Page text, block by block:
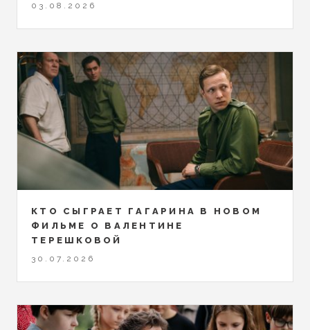
03.08.2026
КТО СЫГРАЕТ ГАГАРИНА В НОВОМ
ФИЛЬМЕ О ВАЛЕНТИНЕ
ТЕРЕШКОВОЙ
30.07.2026